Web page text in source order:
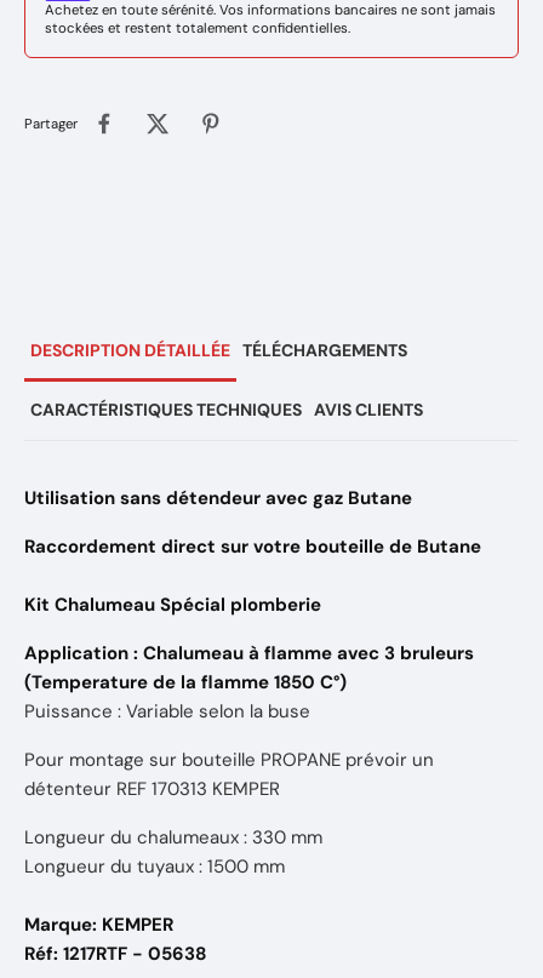
Achetez en toute sérénité. Vos informations bancaires ne sont jamais
stockées et restent totalement confidentielles.
Partager
DESCRIPTION DÉTAILLÉE TÉLÉCHARGEMENTS
CARACTÉRISTIQUES TECHNIQUES AVIS CLIENTS
Utilisation sans détendeur avec gaz Butane
Raccordement direct sur votre bouteille de Butane
Kit Chalumeau Spécial plomberie
Application : Chalumeau à flamme avec 3 bruleurs
(Temperature de la flamme 1850 C°)
Puissance : Variable selon la buse
Pour montage sur bouteille PROPANE prévoir un
détenteur REF 170313 KEMPER
Longueur du chalumeaux : 330 mm
Longueur du tuyaux : 1500 mm
Marque: KEMPER
Réf: 1217RTF - 05638